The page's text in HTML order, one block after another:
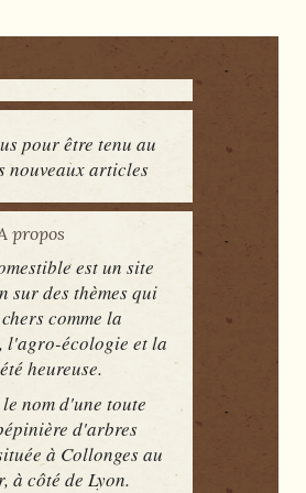
pour être tenu au
nouveaux articles
propos
est un site
sur des thèmes qui
comme la
l'agro-écologie et la
heureuse.
nom d'une toute
d'arbres
à Collonges au
à côté de Lyon.